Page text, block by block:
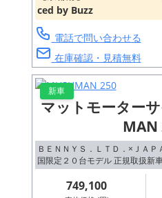
ced by Buzz
電話で問い合わせる
在庫確認・見積無料
新車
マットモーター
MAN
ＢＥＮＮＹＳ．ＬＴＤ．×ＪＡ
国限定２０台モデル 正規取扱新
749,100